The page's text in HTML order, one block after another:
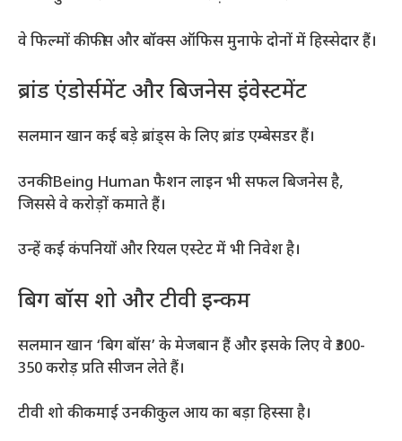
वे फिल्मों की फीस और बॉक्स ऑफिस मुनाफे दोनों में हिस्सेदार हैं।
ब्रांड एंडोर्समेंट और बिजनेस इंवेस्टमेंट
सलमान खान कई बड़े ब्रांड्स के लिए ब्रांड एम्बेसडर हैं।
उनकी Being Human फैशन लाइन भी सफल बिजनेस है,
जिससे वे करोड़ों कमाते हैं।
उन्हें कई कंपनियों और रियल एस्टेट में भी निवेश है।
बिग बॉस शो और टीवी इन्कम
सलमान खान ‘बिग बॉस’ के मेजबान हैं और इसके लिए वे ₹300-
350 करोड़ प्रति सीजन लेते हैं।
टीवी शो की कमाई उनकी कुल आय का बड़ा हिस्सा है।